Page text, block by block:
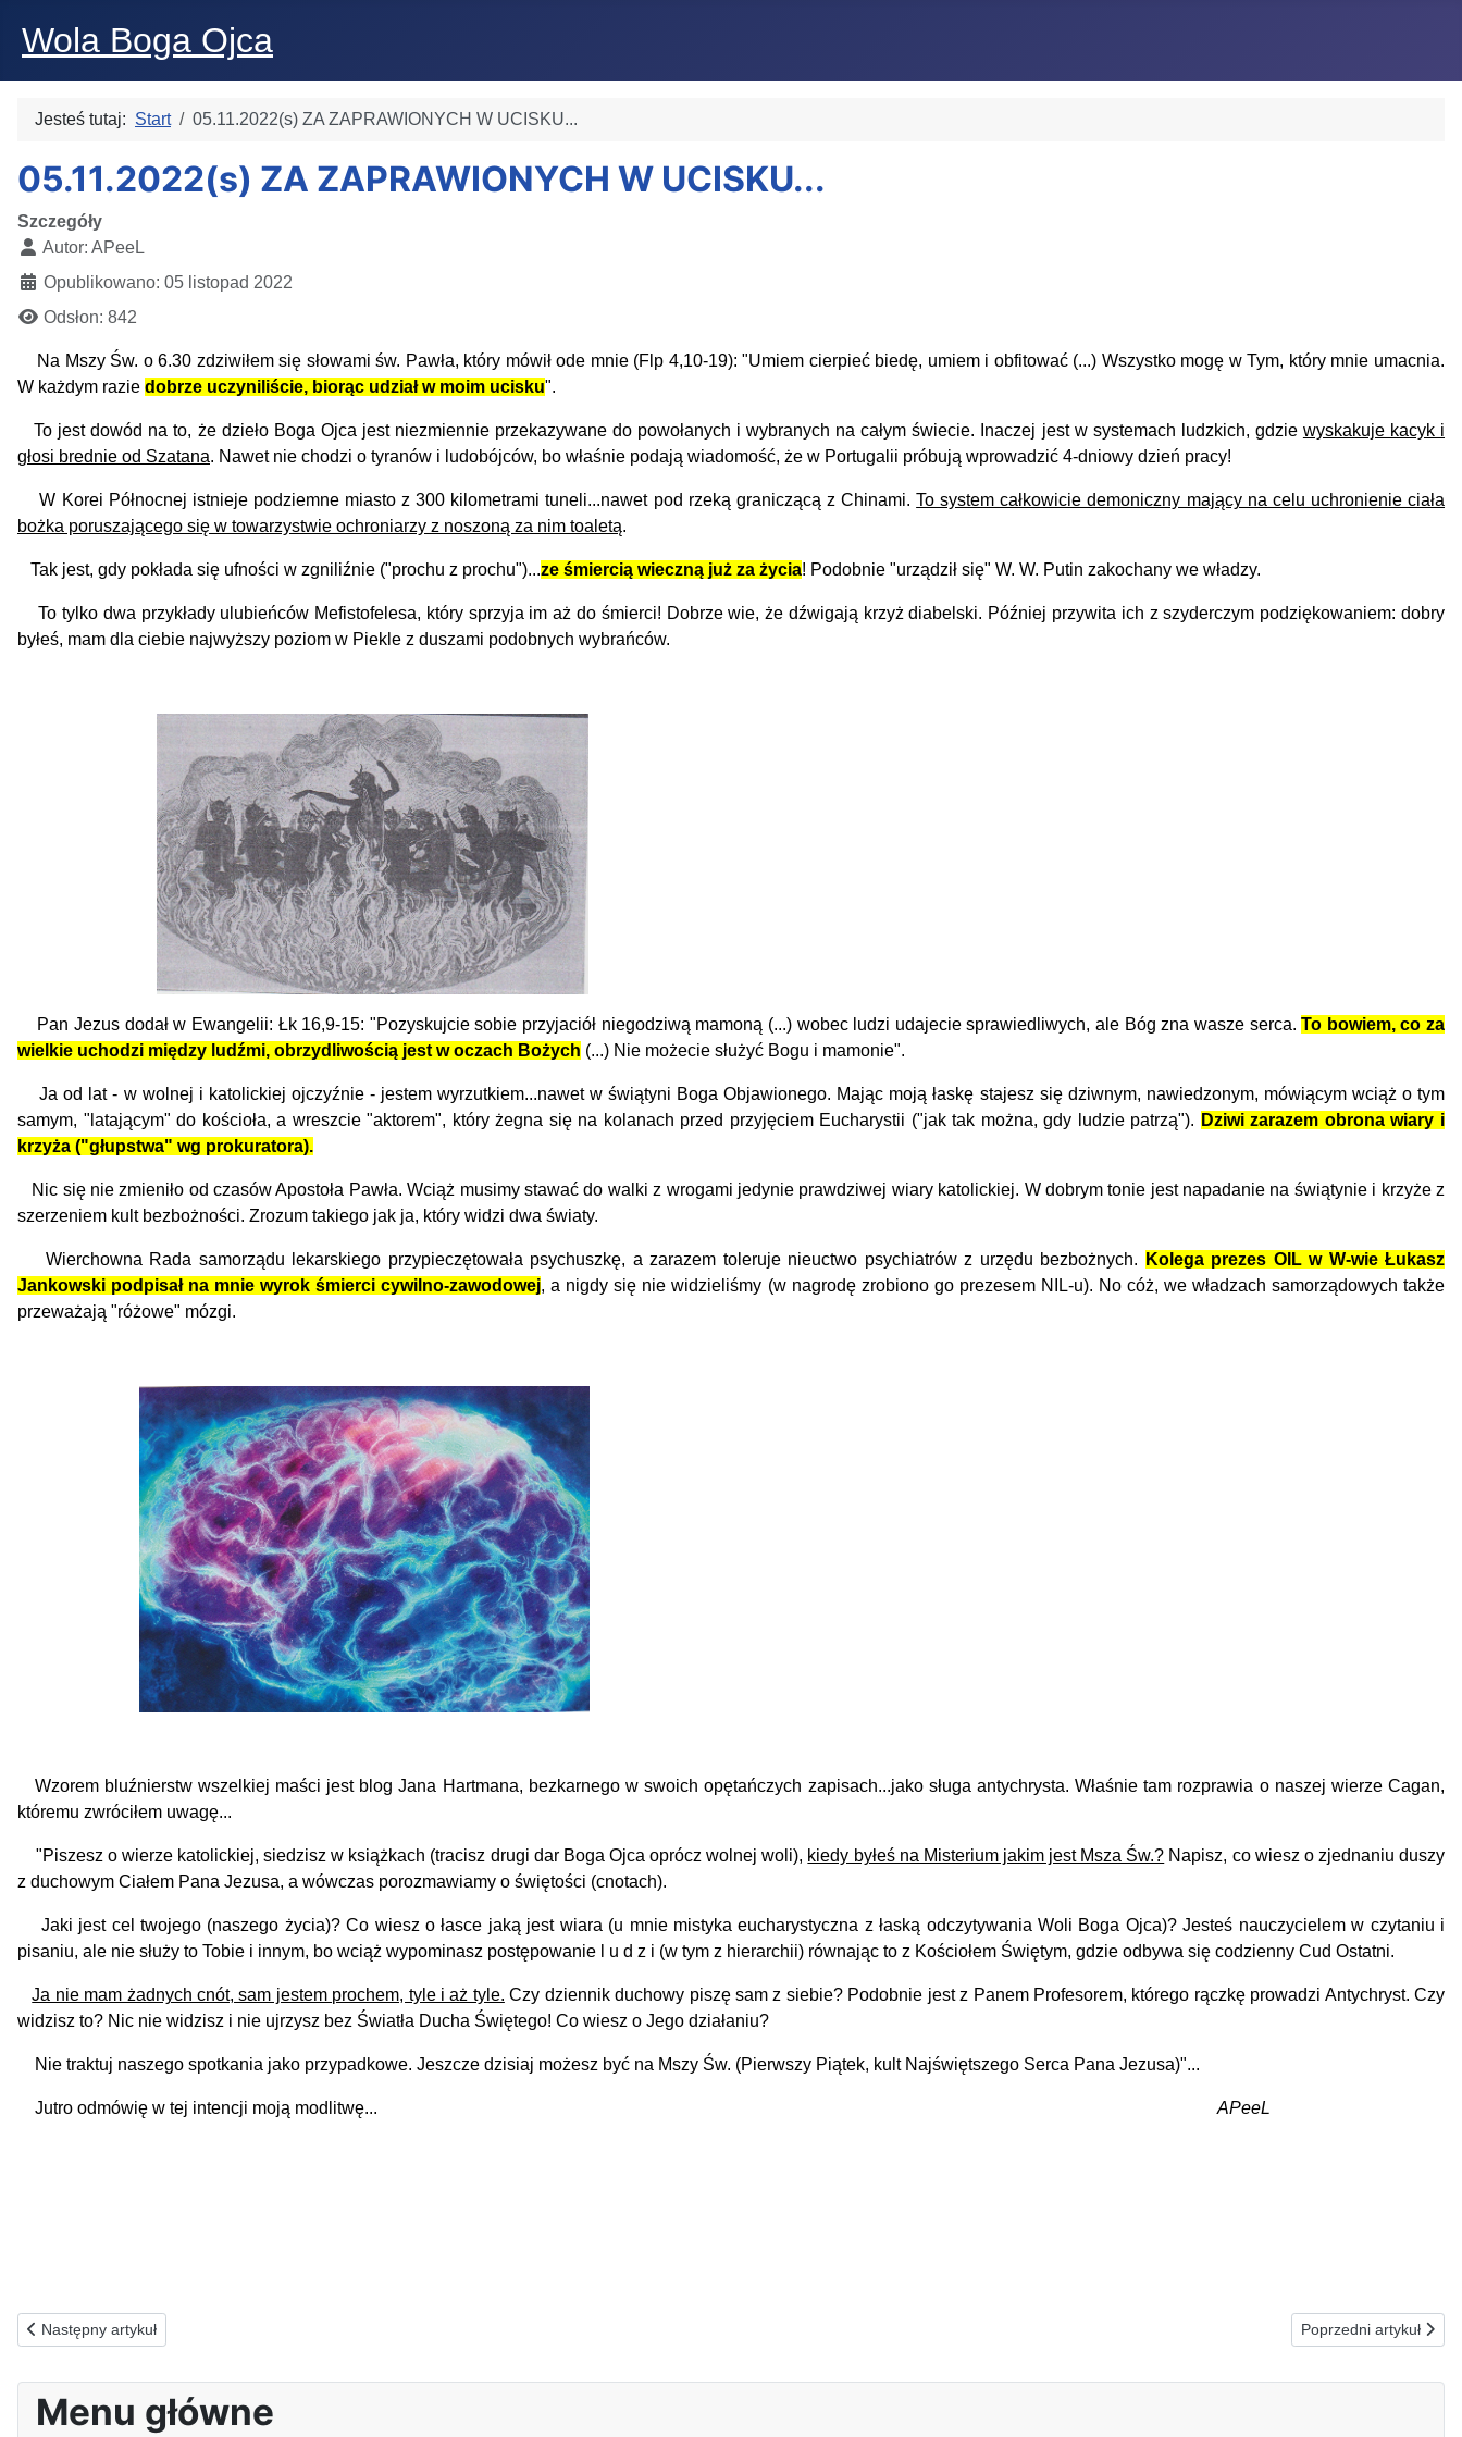
Wola Boga Ojca
Jesteś tutaj: Start 05.11.2022(s) ZA ZAPRAWIONYCH W UCISKU...
05.11.2022(s) ZA ZAPRAWIONYCH W UCISKU...
Szczegóły
Autor: APeeL
Opublikowano: 05 listopad 2022
Odsłon: 842
Na Mszy Św. o 6.30 zdziwiłem się słowami św. Pawła, który mówił ode mnie (Flp 4,10-19): "Umiem cierpieć biedę, umiem i obfitować (...) Wszystko mogę w Tym, który mnie umacnia.
W każdym razie dobrze uczyniliście, biorąc udział w moim ucisku".
To jest dowód na to, że dzieło Boga Ojca jest niezmiennie przekazywane do powołanych i wybranych na całym świecie. Inaczej jest w systemach ludzkich, gdzie wyskakuje kacyk i
głosi brednie od Szatana. Nawet nie chodzi o tyranów i ludobójców, bo właśnie podają wiadomość, że w Portugalii próbują wprowadzić 4-dniowy dzień pracy!
W Korei Północnej istnieje podziemne miasto z 300 kilometrami tuneli...nawet pod rzeką graniczącą z Chinami.To system całkowicie demoniczny mający na celu uchronienie ciała
bożka poruszającego się w towarzystwie ochroniarzy z noszoną za nim toaletą.
Tak jest, gdy pokłada się ufności w zgniliźnie ("prochu z prochu")...ze śmiercią wieczną już za życia! Podobnie "urządził się" W. W. Putin zakochany we władzy.
To tylko dwa przykłady ulubieńców Mefistofelesa, który sprzyja im aż do śmierci! Dobrze wie, że dźwigają krzyż diabelski. Później przywita ich z szyderczym podziękowaniem: dobry
byłeś, mam dla ciebie najwyższy poziom w Piekle z duszami podobnych wybrańców.
Pan Jezus dodał w Ewangelii: Łk 16,9-15: "Pozyskujcie sobie przyjaciół niegodziwą mamoną (...) wobec ludzi udajecie sprawiedliwych, ale Bóg zna wasze serca.To bowiem, co za
wielkie uchodzi między ludźmi, obrzydliwością jest w oczach Bożych (...) Nie możecie służyć Bogu i mamonie".
Ja od lat - w wolnej i katolickiej ojczyźnie - jestem wyrzutkiem...nawet w świątyni Boga Objawionego. Mając moją łaskę stajesz się dziwnym, nawiedzonym, mówiącym wciąż o tym
samym, "latającym" do kościoła, a wreszcie "aktorem", który żegna się na kolanach przed przyjęciem Eucharystii ("jak tak można, gdy ludzie patrzą"). Dziwi zarazem obrona wiary i
krzyża ("głupstwa" wg prokuratora).
Nic się nie zmieniło od czasów Apostoła Pawła. Wciąż musimy stawać do walki z wrogami jedynie prawdziwej wiary katolickiej. W dobrym tonie jest napadanie na świątynie i krzyże z
szerzeniem kult bezbożności. Zrozum takiego jak ja, który widzi dwa światy.
Wierchowna Rada samorządu lekarskiego przypieczętowała psychuszkę, a zarazem toleruje nieuctwo psychiatrów z urzędu bezbożnych.
Kolega prezes OIL w W-wie Łukasz
Jankowski podpisał na mnie wyrok śmierci cywilno-zawodowej, a nigdy się nie widzieliśmy (w nagrodę zrobiono go prezesem NIL-u). No cóż, we władzach samorządowych także
przeważają "różowe" mózgi.
Wzorem bluźnierstw wszelkiej maści jest blog Jana Hartmana, bezkarnego w swoich opętańczych zapisach...jako sługa antychrysta. Właśnie tam rozprawia o naszej wierze Cagan,
któremu zwróciłem uwagę...
"Piszesz o wierze katolickiej, siedzisz w książkach (tracisz drugi dar Boga Ojca oprócz wolnej woli), kiedy byłeś na Misterium jakim jest Msza Św.? Napisz, co wiesz o zjednaniu duszy
z duchowym Ciałem Pana Jezusa, a wówczas porozmawiamy o świętości (cnotach).
Jaki jest cel twojego (naszego życia)?Co wiesz o łasce jaką jest wiara (u mnie mistyka eucharystyczna z łaską odczytywania Woli Boga Ojca)?Jesteś nauczycielem w czytaniu i
pisaniu, ale nie służy to Tobie i innym, bo wciąż wypominasz postępowanie l u d z i (w tym z hierarchii) równając to z Kościołem Świętym, gdzie odbywa się codzienny Cud Ostatni.
Ja nie mam żadnych cnót, sam jestem prochem, tyle i aż tyle. Czy dziennik duchowy piszę sam z siebie? Podobnie jest z Panem Profesorem, którego rączkę prowadzi Antychryst. Czy
widzisz to? Nic nie widzisz i nie ujrzysz bez Światła Ducha Świętego! Co wiesz o Jego działaniu?
Nie traktuj naszego spotkania jako przypadkowe. Jeszcze dzisiaj możesz być na Mszy Św. (Pierwszy Piątek, kult Najświętszego Serca Pana Jezusa)"...
Jutro odmówię w tej intencji moją modlitwę... APeeL
Poprzednia strona: 06.11.2022(n) ZA BAGATELIZUJĄCYCH ŻYCIE WIECZNE...
Następny artykuł Następna strona:
Poprzedni artykuł
Menu główne